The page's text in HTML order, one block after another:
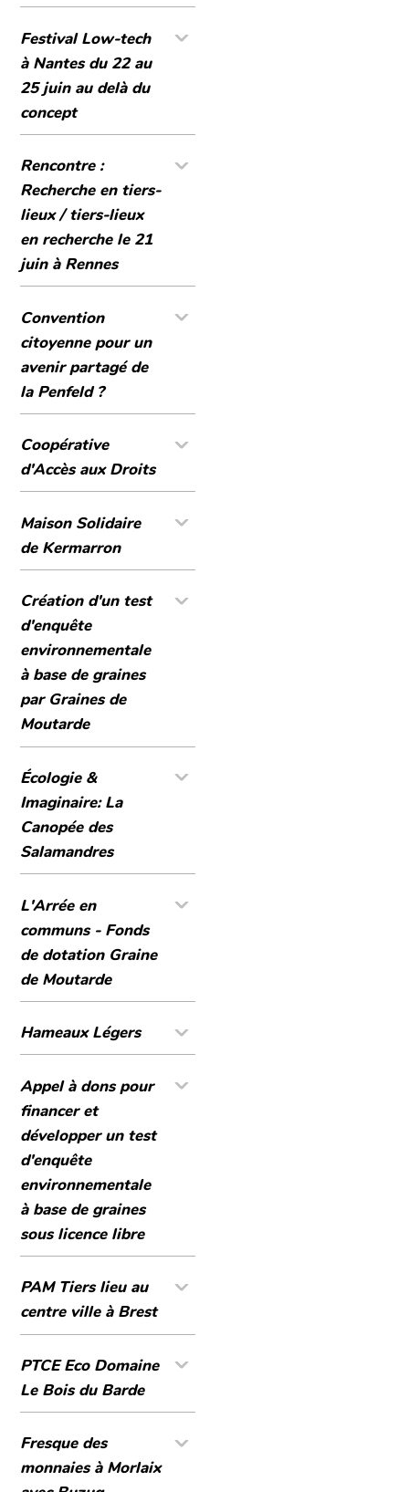
Festival Low-tech
à Nantes du 22 au
25 juin au delà du
concept
Rencontre :
Recherche en tiers-
lieux / tiers-lieux
en recherche le 21
juin à Rennes
Convention
citoyenne pour un
avenir partagé de
la Penfeld ?
Coopérative
d'Accès aux Droits
Maison Solidaire
de Kermarron
Création d'un test
d'enquête
environnementale
à base de graines
par Graines de
Moutarde
Écologie &
Imaginaire: La
Canopée des
Salamandres
L'Arrée en
communs - Fonds
de dotation Graine
de Moutarde
Hameaux Légers
Appel à dons pour
financer et
développer un test
d'enquête
environnementale
à base de graines
sous licence libre
PAM Tiers lieu au
centre ville à Brest
PTCE Eco Domaine
Le Bois du Barde
Fresque des
monnaies à Morlaix